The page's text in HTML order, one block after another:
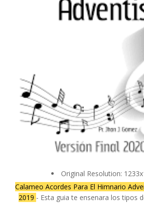
Original Resolution:
Calameo Acordes Para El Himnario
2019 - Esta guia te ensenara los tipos